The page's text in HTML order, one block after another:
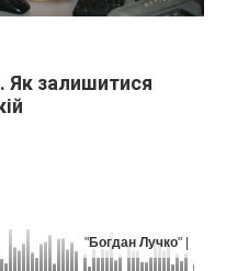
Як залишитися
"Богдан Лучко" |